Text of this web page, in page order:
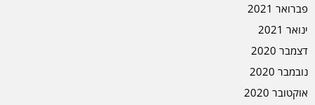
פברואר 2021
ינואר 2021
דצמבר 2020
נובמבר 2020
אוקטובר 2020